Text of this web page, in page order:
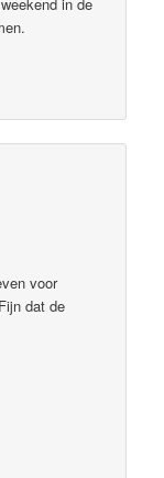
voor
dat de